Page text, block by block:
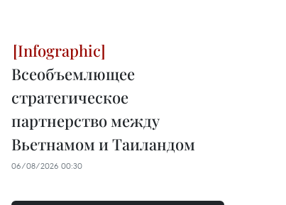
Всеобъемлющее
стратегическое
партнерство между
Вьетнамом и Таиландом
06/08/2026 00:30